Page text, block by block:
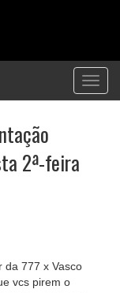
2ª-feira
da 777 x Vasco
vcs pirem o